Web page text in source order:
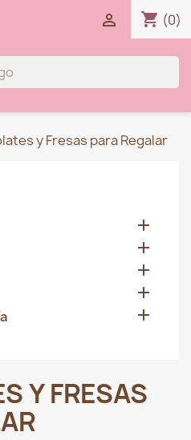
shopping_cart (0)

y Fresas para Regalar





Y FRESAS